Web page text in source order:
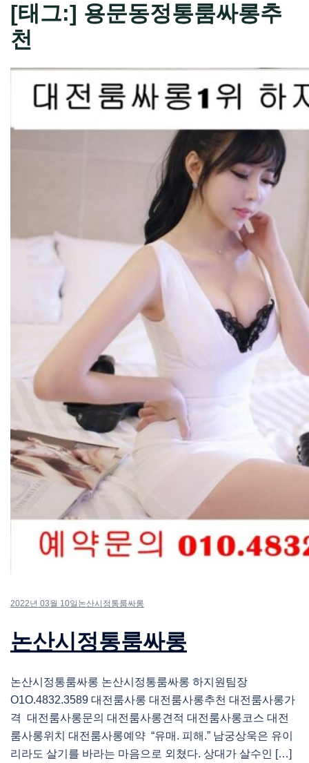
[태그:] 용문동정통룸싸롱추
천
2022년 03월 10일 논산시정통룸싸롱
논산시정통룸싸롱
논산시정통룸싸롱 논산시정통룸싸롱 하지원팀장
O1O.4832.3589 대전룸사롱 대전룸사롱추천 대전룸사롱가
격 대전룸사롱문의 대전룸사롱견적 대전룸사롱코스 대전
룸사롱위치 대전룸사롱예약 “유매. 피해.” 남궁상욱은 유이
리라도 살기를 바라는 마음으로 외쳤다. 상대가 살수인 […]